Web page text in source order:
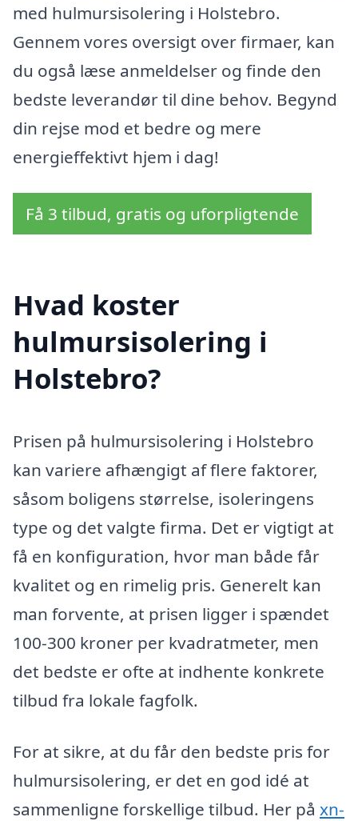
med hulmursisolering i Holstebro.
Gennem vores oversigt over firmaer, kan
du også læse anmeldelser og finde den
bedste leverandør til dine behov. Begynd
din rejse mod et bedre og mere
energieffektivt hjem i dag!
Få 3 tilbud, gratis og uforpligtende
Hvad koster
hulmursisolering i
Holstebro?
Prisen på hulmursisolering i Holstebro
kan variere afhængigt af flere faktorer,
såsom boligens størrelse, isoleringens
type og det valgte firma. Det er vigtigt at
få en konfiguration, hvor man både får
kvalitet og en rimelig pris. Generelt kan
man forvente, at prisen ligger i spændet
100-300 kroner per kvadratmeter, men
det bedste er ofte at indhente konkrete
tilbud fra lokale fagfolk.
For at sikre, at du får den bedste pris for
hulmursisolering, er det en god idé at
sammenligne forskellige tilbud. Her på xn-